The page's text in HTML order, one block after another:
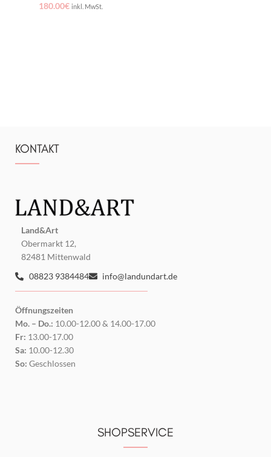
180.00€ inkl. MwSt.
KONTAKT
Land&Art
Obermarkt 12,
82481 Mittenwald
08823 9384484
info@landundart.de
Öffnungszeiten
Mo. – Do.: 10.00-12.00 & 14.00-17.00
Fr: 13.00-17.00
Sa: 10.00-12.30
So: Geschlossen
SHOPSERVICE